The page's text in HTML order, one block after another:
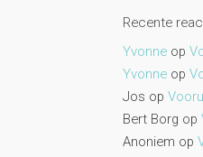
Recente
Yvonne op
Yvonne op
Jos op
Bert Borg op
Anoniem op